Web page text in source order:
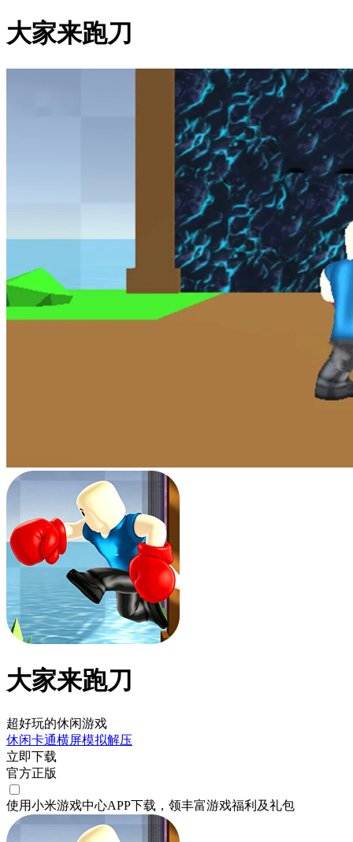
大家来跑刀
大家来跑刀
超好玩的休闲游戏
休闲卡通横屏模拟解压
立即下载
官方正版
使用小米游戏中心APP下载 ，领丰富游戏福利 及礼包